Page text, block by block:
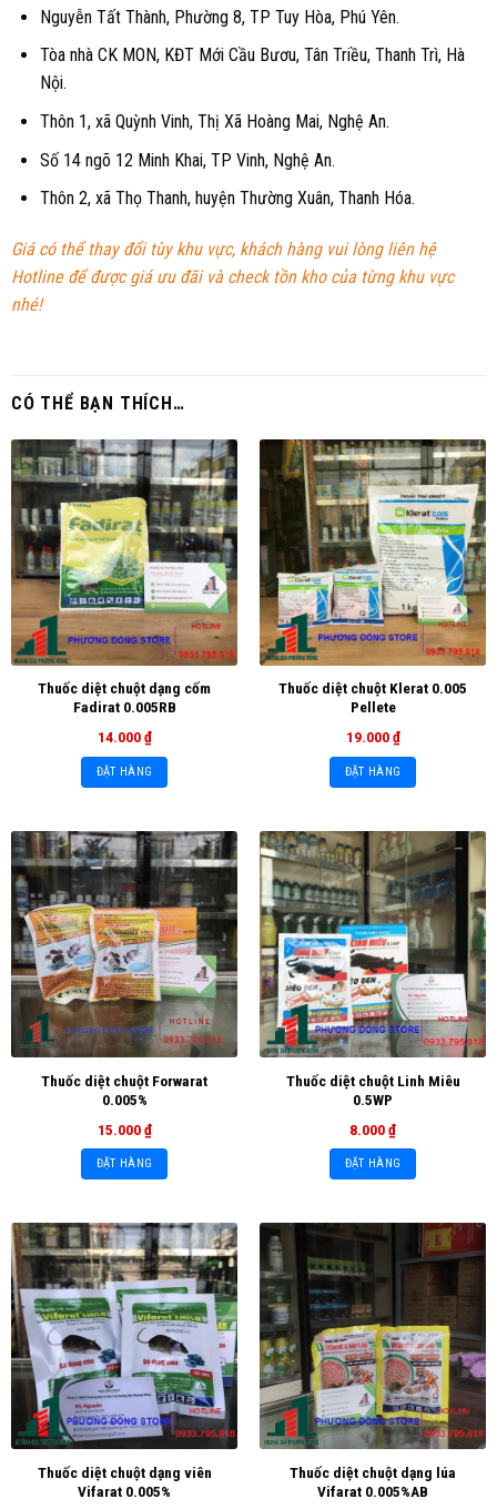
Nguyễn Tất Thành, Phường 8, TP Tuy Hòa, Phú Yên.
Tòa nhà CK MON, KĐT Mới Cầu Bươu, Tân Triều, Thanh Trì, Hà
Nội.
Thôn 1, xã Quỳnh Vinh, Thị Xã Hoàng Mai, Nghệ An.
Số 14 ngõ 12 Minh Khai, TP Vinh, Nghệ An.
Thôn 2, xã Thọ Thanh, huyện Thường Xuân, Thanh Hóa.
Giá có thể thay đổi tùy khu vực, khách hàng vui lòng liên hệ
Hotline để được giá ưu đãi và check tồn kho của từng khu vực
nhé!
CÓ THỂ BẠN THÍCH…
Thuốc diệt chuột dạng cốm
Fadirat 0.005RB
14.000₫
ĐẶT HÀNG
Thuốc diệt chuột Klerat 0.005
Pellete
19.000₫
ĐẶT HÀNG
Thuốc diệt chuột Forwarat
0.005%
15.000₫
ĐẶT HÀNG
Thuốc diệt chuột Linh Miêu
0.5WP
8.000₫
ĐẶT HÀNG
Thuốc diệt chuột dạng viên
Vifarat 0.005%
Thuốc diệt chuột dạng lúa
Vifarat 0.005%AB